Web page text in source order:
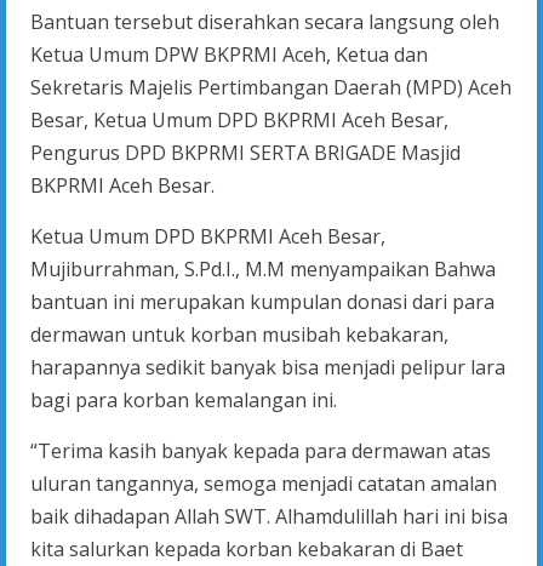
Bantuan tersebut diserahkan secara langsung oleh
Ketua Umum DPW BKPRMI Aceh, Ketua dan
Sekretaris Majelis Pertimbangan Daerah (MPD) Aceh
Besar, Ketua Umum DPD BKPRMI Aceh Besar,
Pengurus DPD BKPRMI SERTA BRIGADE Masjid
BKPRMI Aceh Besar.
Ketua Umum DPD BKPRMI Aceh Besar,
Mujiburrahman, S.Pd.I., M.M menyampaikan Bahwa
bantuan ini merupakan kumpulan donasi dari para
dermawan untuk korban musibah kebakaran,
harapannya sedikit banyak bisa menjadi pelipur lara
bagi para korban kemalangan ini.
“Terima kasih banyak kepada para dermawan atas
uluran tangannya, semoga menjadi catatan amalan
baik dihadapan Allah SWT. Alhamdulillah hari ini bisa
kita salurkan kepada korban kebakaran di Baet